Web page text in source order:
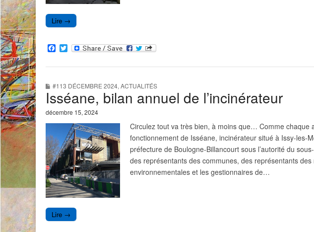
Lire →
F
a
c
o
o
k
T
w
i
e
r
#113 DÉCEMBRE 2024, ACTUALITÉS
Isséane, bilan annuel de l’incinérateur
décembre 15, 2024
Circulez tout va très bien, à moins que… Comme chaque
fonctionnement de Isséane, incinérateur situé à Issy-les-
préfecture de Boulogne-Billancourt sous l’autorité du
des représentants des communes, des représentants
environnementales et les gestionnaires de…
Lire →